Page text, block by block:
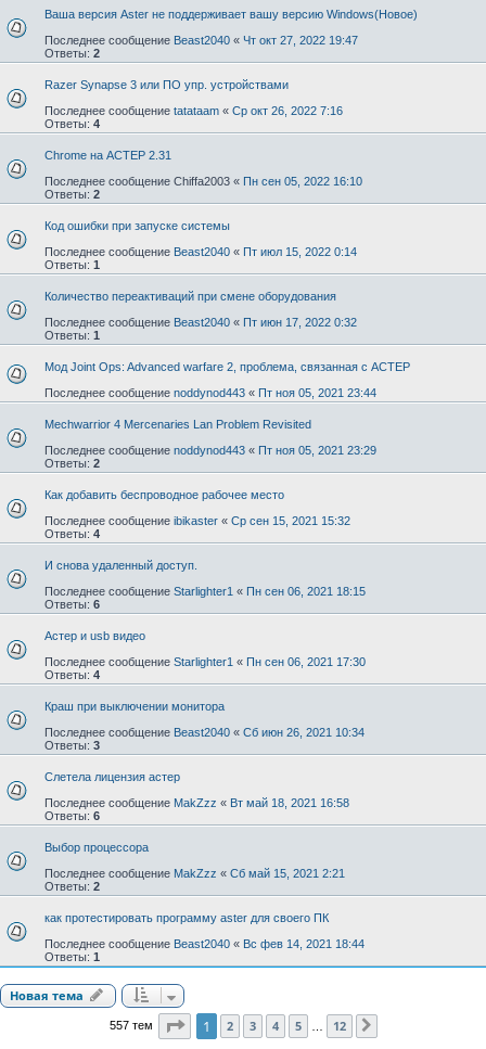
Ваша версия Aster не поддерживает вашу версию Windows(Новое)
Последнее сообщение Beast2040 « Чт окт 27, 2022 19:47
Ответы: 2
Razer Synapse 3 или ПО упр. устройствами
Последнее сообщение tatataam « Ср окт 26, 2022 7:16
Ответы: 4
Chrome на АСТЕР 2.31
Последнее сообщение Chiffa2003 « Пн сен 05, 2022 16:10
Ответы: 2
Код ошибки при запуске системы
Последнее сообщение Beast2040 « Пт июл 15, 2022 0:14
Ответы: 1
Количество переактиваций при смене оборудования
Последнее сообщение Beast2040 « Пт июн 17, 2022 0:32
Ответы: 1
Мод Joint Ops: Advanced warfare 2, проблема, связанная с АСТЕР
Последнее сообщение noddynod443 « Пт ноя 05, 2021 23:44
Mechwarrior 4 Mercenaries Lan Problem Revisited
Последнее сообщение noddynod443 « Пт ноя 05, 2021 23:29
Ответы: 2
Как добавить беспроводное рабочее место
Последнее сообщение ibikaster « Ср сен 15, 2021 15:32
Ответы: 4
И снова удаленный доступ.
Последнее сообщение Starlighter1 « Пн сен 06, 2021 18:15
Ответы: 6
Астер и usb видео
Последнее сообщение Starlighter1 « Пн сен 06, 2021 17:30
Ответы: 4
Краш при выключении монитора
Последнее сообщение Beast2040 « Сб июн 26, 2021 10:34
Ответы: 3
Слетела лицензия астер
Последнее сообщение MakZzz « Вт май 18, 2021 16:58
Ответы: 6
Выбор процессора
Последнее сообщение MakZzz « Сб май 15, 2021 2:21
Ответы: 2
как протестировать программу aster для своего ПК
Последнее сообщение Beast2040 « Вс фев 14, 2021 18:44
Ответы: 1
Новая тема
557 тем Страница1 из
1 2 3 4 5 12